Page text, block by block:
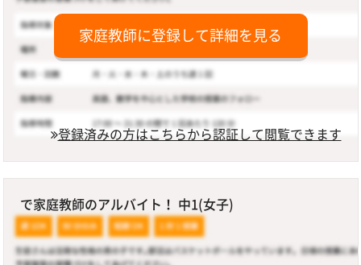
家庭教師に登録して詳細を見る
登録済みの方はこちらから認証して閲覧できます
で家庭教師のアルバイト！ 中1(女子)